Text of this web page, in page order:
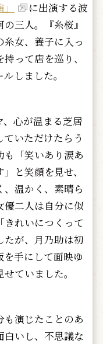
に出演する波
三人。『糸桜』
女、養子に入っ
って店を巡り、
しました。
心が温まる芝居
いただけたらう
「笑いあり涙あ
と笑顔を見せ、
温かく、素晴ら
優二人は自分に似
れいにつくって
たが、月乃助は初
手にして面映ゆ
ていました。
演じたことのあ
白いし、不思議な